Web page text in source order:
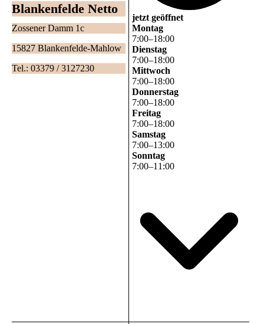
Blankenfelde Netto
Zossener Damm 1c
15827 Blankenfelde-Mahlow
Tel.: 03379 / 3127230
jetzt geöffnet
Montag
7:00–18:00
Dienstag
7:00–18:00
Mittwoch
7:00–18:00
Donnerstag
7:00–18:00
Freitag
7:00–18:00
Samstag
7:00–13:00
Sonntag
7:00–11 :00